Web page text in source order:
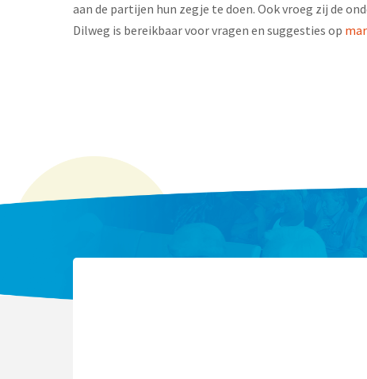
aan de partijen hun zegje te doen. Ook vroeg zij de
Dilweg is bereikbaar voor vragen en suggesties op